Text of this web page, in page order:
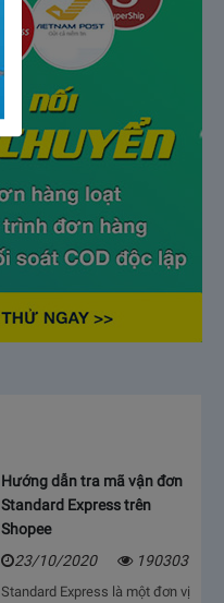
Hướng dẫn tra mã vận đơn
Standard Express trên
Shopee
23/10/2020
190303
Standard Express là một đơn vị